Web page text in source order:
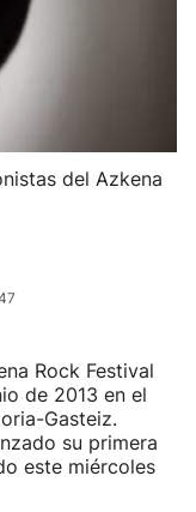
del Azkena
Rock Festival
de 2013 en el
Gasteiz.
su primera
este miércoles